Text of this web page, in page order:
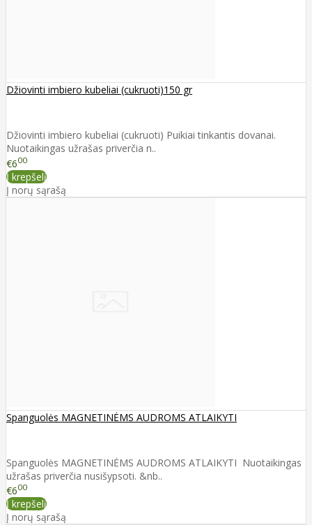
Džiovinti imbiero kubeliai (cukruoti)150 gr
Džiovinti imbiero kubeliai (cukruoti) Puikiai tinkantis dovanai.
Nuotaikingas užrašas priverčia n..
€600
Į krepšelį
Į norų sąrašą
Spanguolės MAGNETINĖMS AUDROMS ATLAIKYTI
Spanguolės MAGNETINĖMS AUDROMS ATLAIKYTI Nuotaikingas
užrašas priverčia nusišypsoti. &nb..
€600
Į krepšelį
Į norų sąrašą